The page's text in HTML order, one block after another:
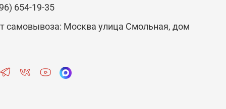
654-19-35
самовывоза: Москва улица Смольная, дом